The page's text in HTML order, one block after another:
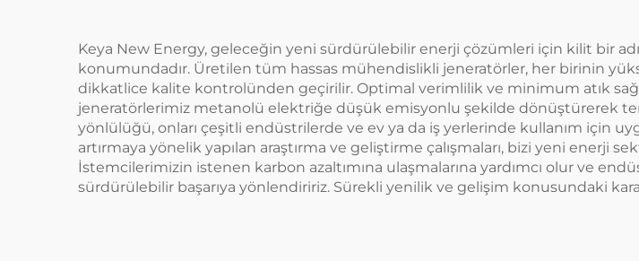
Keya New Energy, geleceğin yeni sürdürülebilir enerji çözümleri için kilit bir
konumundadır. Üretilen tüm hassas mühendislikli jeneratörler, her birinin
dikkatlice kalite kontrolünden geçirilir. Optimal verimlilik ve minimum atık
jeneratörlerimiz metanolü elektriğe düşük emisyonlu şekilde dönüştürerek
yönlülüğü, onları çeşitli endüstrilerde ve ev ya da iş yerlerinde kullanım için
artırmaya yönelik yapılan araştırma ve geliştirme çalışmaları, bizi yeni
İstemcilerimizin istenen karbon azaltımına ulaşmalarına yardımcı olur ve
sürdürülebilir başarıya yönlendiririz. Sürekli yenilik ve gelişim konusundaki